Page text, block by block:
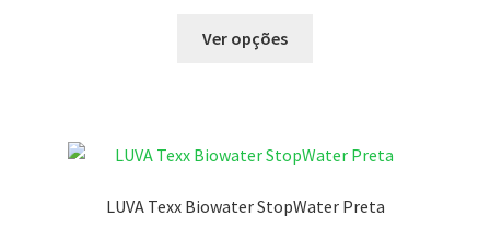
Ver opções
LUVA Texx Biowater StopWater Preta